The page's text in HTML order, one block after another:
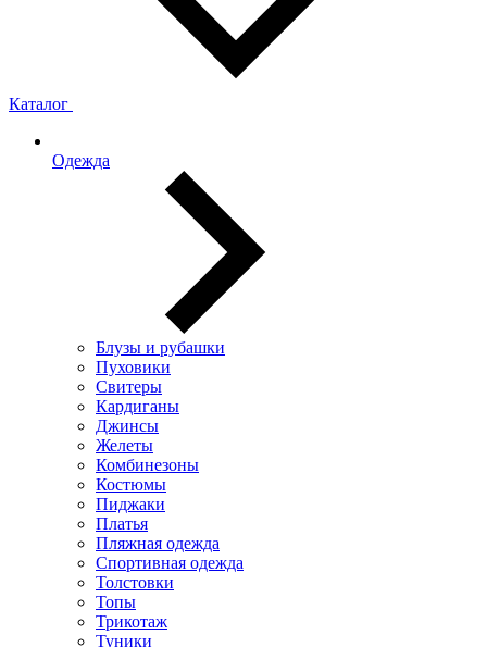
Каталог
Одежда
Блузы и рубашки
Пуховики
Свитеры
Кардиганы
Джинсы
Желеты
Комбинезоны
Костюмы
Пиджаки
Платья
Пляжная одежда
Спортивная одежда
Толстовки
Топы
Трикотаж
Туники